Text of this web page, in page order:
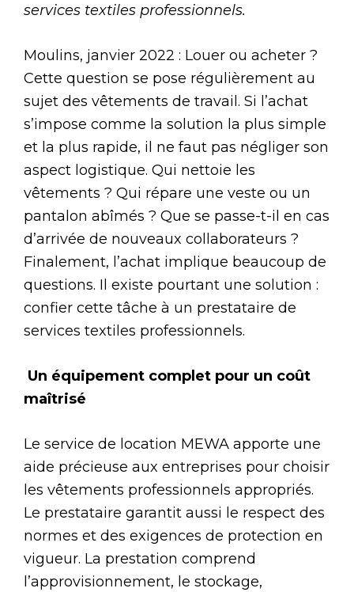
services textiles professionnels.
Moulins, janvier 2022 : Louer ou acheter ?
Cette question se pose régulièrement au
sujet des vêtements de travail. Si l’achat
s’impose comme la solution la plus simple
et la plus rapide, il ne faut pas négliger son
aspect logistique. Qui nettoie les
vêtements ? Qui répare une veste ou un
pantalon abîmés ? Que se passe-t-il en cas
d’arrivée de nouveaux collaborateurs ?
Finalement, l’achat implique beaucoup de
questions. Il existe pourtant une solution :
confier cette tâche à un prestataire de
services textiles professionnels.
Un équipement complet pour un coût
maîtrisé
Le service de location MEWA apporte une
aide précieuse aux entreprises pour choisir
les vêtements professionnels appropriés.
Le prestataire garantit aussi le respect des
normes et des exigences de protection en
vigueur. La prestation comprend
l’approvisionnement, le stockage,